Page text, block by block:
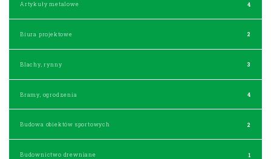
Artykuły metalowe 4
Biura projektowe 2
Blachy, rynny 3
Bramy, ogrodzenia 4
Budowa obiektów sportowych 2
Budownictwo drewniane 1